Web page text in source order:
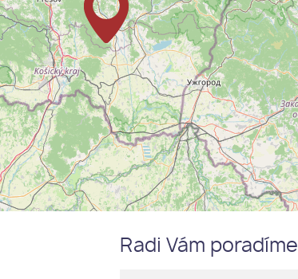
Radi Vám poradíme